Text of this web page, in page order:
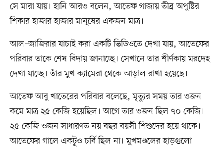
সে মারা যায়। হানি আরও বলেন, আতেফ গাজায় তীব্র অপুষ্টির
শিকার হাজার হাজার মানুষের একজন মাত্র।
আল–জাজিরার যাচাই করা একটি ভিডিওতে দেখা যায়, আতেফের
পরিবার তাকে শেষ বিদায় জানাচ্ছে। সেখানে তার শীর্ণকায় মরদেহ
দেখা যাচ্ছে। তাঁর মুখ ক্যামেরা থেকে আড়াল রাখা হয়েছে।
আতেফ আবু খাতেরের পরিবার বলেছে, মৃত্যুর সময় তার ওজন
কমে মাত্র ২৫ কেজি হয়েছিল। আগে তার ওজন ছিল ৭০ কেজি।
২৫ কেজি ওজন সাধারণত নয় বছর বয়সী শিশুদের হয়ে থাকে।
আতেফের গালে একটুও চর্বি ছিল না। মুখমণ্ডলের হাড়গুলো